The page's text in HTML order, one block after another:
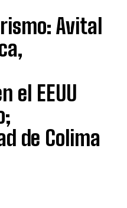
Avital
el EEUU
de Colima